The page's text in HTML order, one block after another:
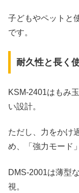
子どもやペットと
です。
耐久性と長く
KSM‑2401はもみ
い設計。
ただし、力をかけ
め、「強力モード
DMS‑2001は薄型
視。